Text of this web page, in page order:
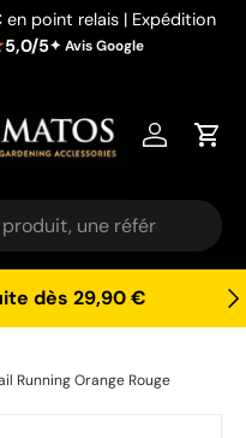
point relais | Expédition
5,0/5✦ Avis Google
Se
dès 29,90 €
Running Orange Rouge